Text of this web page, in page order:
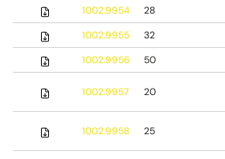
1002.9954
28
1002.9955
32
1002.9956
50
1002.9957 20
1002.9958 25